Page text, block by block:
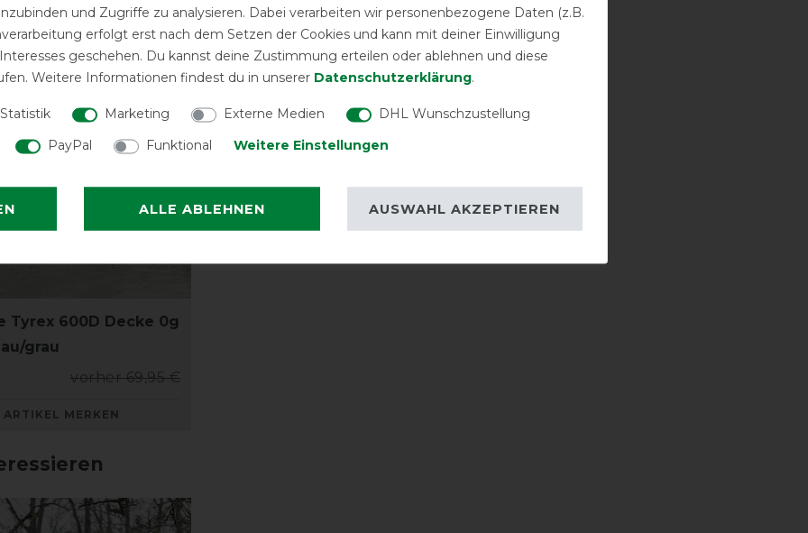
Tyrex 600D Decke 0g
grau
vorher 69,95 €
ARTIKEL MERKEN
und Zugriffe zu analysieren. Dabei verarbeiten wir personenbezogene Daten (z.B.
erfolgt erst nach dem Setzen der Cookies und kann mit deiner Einwilligung
geschehen. Du kannst deine Zustimmung erteilen oder ablehnen und diese
Weitere Informationen findest du in unserer Daten­schutz­erklärung.
Statistik Marketing Externe Medien
DHL Wunschzustellung
PayPal
Funktional Weitere Einstellungen
ALLE ABLEHNEN AUSWAHL AKZEPTIEREN